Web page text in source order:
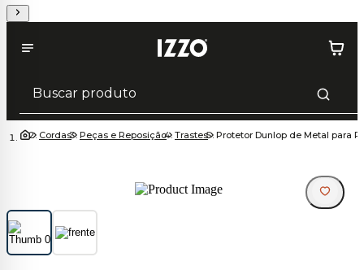
Cordas Peças e Reposição Trastes Protetor Dunlop de Metal para